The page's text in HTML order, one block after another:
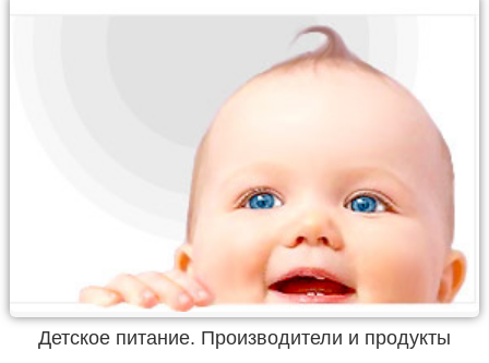
Детское питание. Производители и продукты